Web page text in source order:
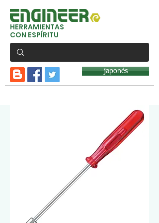
HERRAMIENTAS
CON ESPÍRITU
japonés